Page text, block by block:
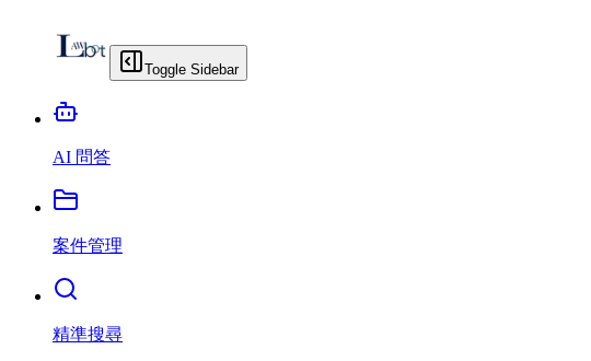
Toggle Sidebar
AI 問答
案件管理
精準搜尋